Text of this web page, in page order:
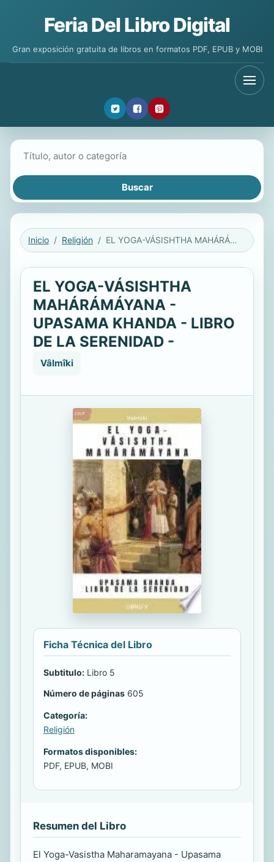
Feria Del Libro Digital
Gran exposición gratuita de libros en formatos PDF, EPUB y MOBI
Inicio Religión EL YOGA-VÁSISHTHA MAHÁRÁMÁYANA - UPASAMA KHANDA - LIBRO DE LA SERENIDAD -
EL YOGA-VÁSISHTHA
MAHÁRÁMÁYANA -
UPASAMA KHANDA - LIBRO
DE LA SERENIDAD -
Vâlmîki
Ficha Técnica del Libro
Subtitulo: Libro 5
Número de páginas 605
Categoría:
Religión
Formatos disponibles:
PDF, EPUB, MOBI
Resumen del Libro
El Yoga-Vasistha Maharamayana - Upasama